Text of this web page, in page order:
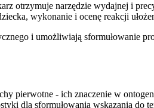
otrzymuje narzędzie wydajnej i
wykonanie i ocenę reakcji
i umożliwiają sformułowanie
pierwotne - ich znaczenie w
dla sformułowania wskazania do